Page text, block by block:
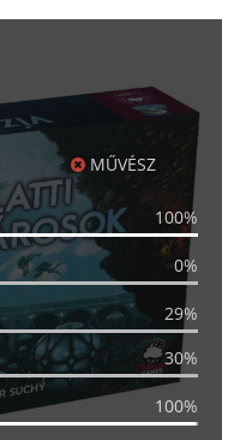
MŰVÉSZ
100%
0%
29%
30%
100%